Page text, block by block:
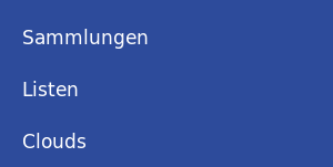
Sammlungen
Listen
Clouds